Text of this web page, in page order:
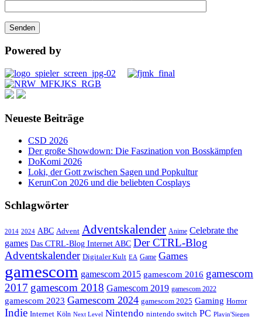
Powered by
Neueste Beiträge
CSD 2026
Der große Showdown: Die Faszination von Bosskämpfen
DoKomi 2026
Loki, der Gott zwischen Sagen und Popkultur
KerunCon 2026 und die beliebten Cosplays
Schlagwörter
2014 2024 ABC Advent Adventskalender Anime Celebrate the
games Das CTRL-Blog Internet ABC Der CTRL-Blog
Adventskalender Digitaler Kult EA Game Games
gamescom gamescom 2015 gamescom 2016 gamescom
2017 gamescom 2018 Gamescom 2019 gamescom 2022
gamescom 2023 Gamescom 2024 gamescom 2025 Gaming Horror
Indie Internet Köln Next Level Nintendo nintendo switch PC Playin'Siegen